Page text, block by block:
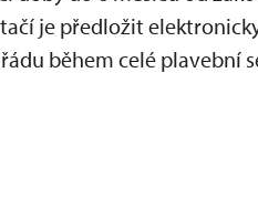
je předložit
během celé plavební